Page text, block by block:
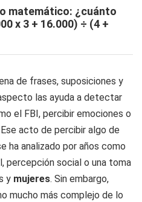
matemático: ¿cuánto
x 3 + 16.000) ÷ (4 +
de frases, suposiciones y
las ayuda a detectar
el FBI, percibir emociones o
acto de percibir algo de
ha analizado por años como
percepción social o una toma
y mujeres. Sin embargo,
mucho más complejo de lo